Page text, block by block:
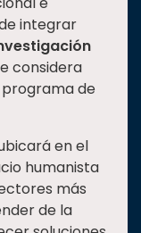
integrar
considera
de
en el
humanista
más
de la